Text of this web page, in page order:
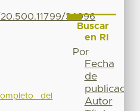
34096
del
Buscar
en RI
Por
Fecha
de
publicación
Autor